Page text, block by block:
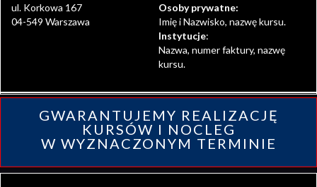
ul. Korkowa 167
04-549 Warszawa
Osoby prywatne:
Imię i Nazwisko, nazwę kursu.
Instytucje:
Nazwa, numer faktury, nazwę
kursu.
GWARANTUJEMY REALIZACJĘ
KURSÓW I NOCLEG
W WYZNACZONYM TERMINIE